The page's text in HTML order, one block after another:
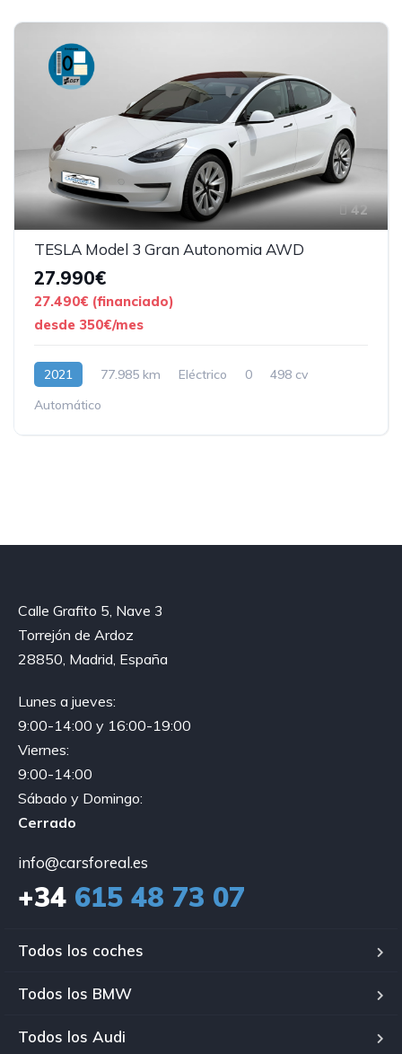
42
TESLA Model 3 Gran Autonomia AWD
27.990€
27.490€ (financiado)
desde 350€/mes
2021 77.985 km Eléctrico 0
498 cv
Automático
Calle Grafito 5, Nave 3
Torrejón de Ardoz
28850, Madrid, España
Lunes a jueves:
9:00-14:00 y 16:00-19:00
Viernes:
9:00-14:00
Sábado y Domingo:
Cerrado
info@carsforeal.es
+34 615 48 73 07
Todos los coches
Todos los BMW
Todos los Audi